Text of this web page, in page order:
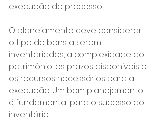
execução do processo.
O planejamento deve considerar
o tipo de bens a serem
inventariados, a complexidade do
patrimônio, os prazos disponíveis e
os recursos necessários para a
execução. Um bom planejamento
é fundamental para o sucesso do
inventário.